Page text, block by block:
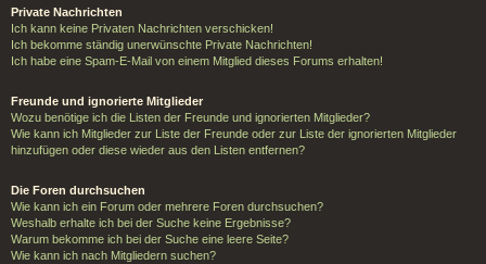
Private Nachrichten
Ich kann keine Privaten Nachrichten verschicken!
Ich bekomme ständig unerwünschte Private Nachrichten!
Ich habe eine Spam-E-Mail von einem Mitglied dieses Forums erhalten!
Freunde und ignorierte Mitglieder
Wozu benötige ich die Listen der Freunde und ignorierten Mitglieder?
Wie kann ich Mitglieder zur Liste der Freunde oder zur Liste der ignorierten Mitglieder
hinzufügen oder diese wieder aus den Listen entfernen?
Die Foren durchsuchen
Wie kann ich ein Forum oder mehrere Foren durchsuchen?
Weshalb erhalte ich bei der Suche keine Ergebnisse?
Warum bekomme ich bei der Suche eine leere Seite?
Wie kann ich nach Mitgliedern suchen?